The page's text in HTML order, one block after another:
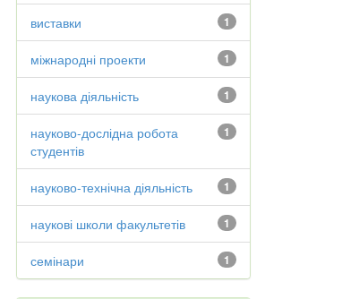
1
виставки
1
міжнародні проекти
1
наукова діяльність
1
науково-дослідна робота
студентів
1
науково-технічна діяльність
1
наукові школи факультетів
1
семінари